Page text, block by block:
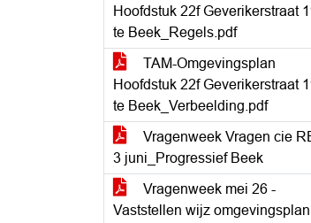
Hoofdstuk 22f Geverikerstraat
te Beek_Regels.pdf
TAM-Omgevingsplan
Hoofdstuk 22f Geverikerstraat
te Beek_Verbeelding.pdf
Vragenweek Vragen cie
3 juni_Progressief Beek
Vragenweek mei 26 -
Vaststellen wijz omgevingsplan